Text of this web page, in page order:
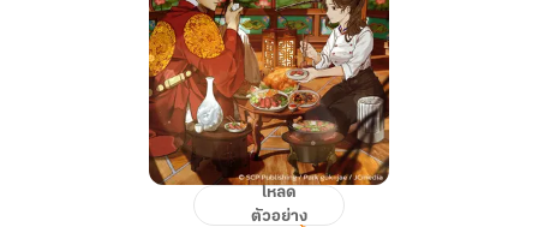
โหลด
ตัวอย่าง